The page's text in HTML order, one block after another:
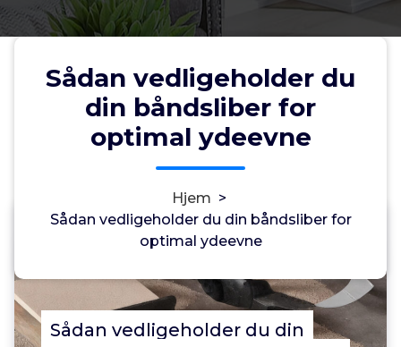
Sådan vedligeholder du
din båndsliber for
optimal ydeevne
Hjem >
Sådan vedligeholder du din båndsliber for
optimal ydeevne
Annonce
Sådan vedligeholder du din